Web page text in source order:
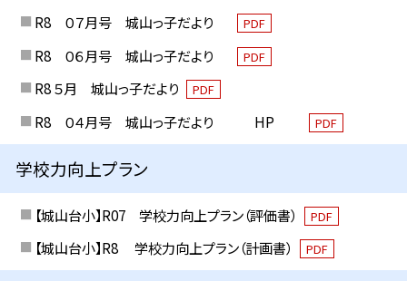
R8 ０７月号 城山っ子だより PDF
R8 ０６月号 城山っ子だより PDF
R8 ５月 城山っ子だより PDF
R8 ０４月号 城山っ子だより HP PDF
学校力向上プラン
【城山台小】R07 学校力向上プラン（評価書） PDF
【城山台小】R8 学校力向上プラン（計画書） PDF